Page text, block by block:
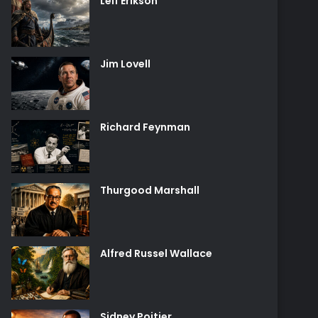
Jim Lovell
Richard Feynman
Thurgood Marshall
Alfred Russel Wallace